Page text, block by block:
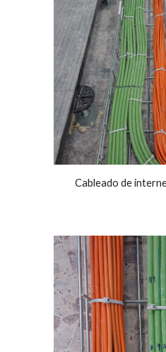
Cableado de